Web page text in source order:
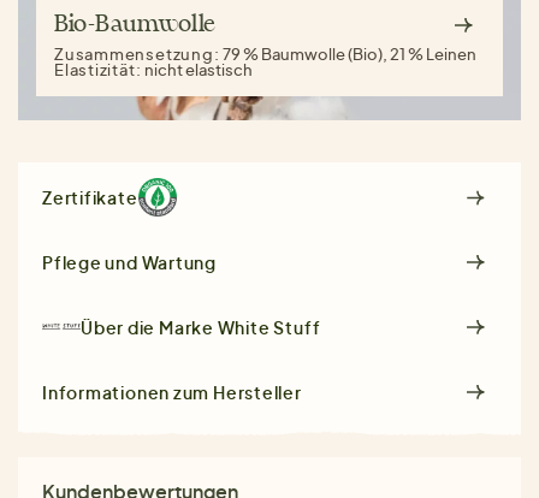
Bio-Baumwolle
Zusammensetzung:79 % Baumwolle (Bio), 21 % Leinen
Elastizität: nicht elastisch
Zertifikate
Pflege und Wartung
Über die Marke White Stuff
Informationen zum Hersteller
Kundenbewertungen